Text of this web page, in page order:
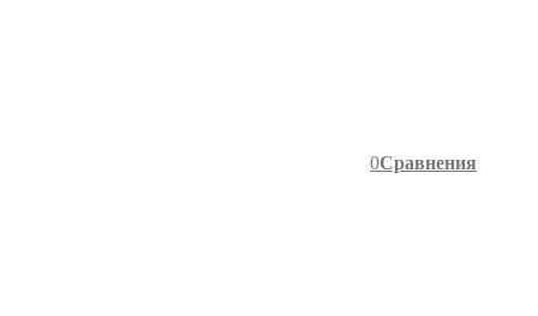
0Сравнения